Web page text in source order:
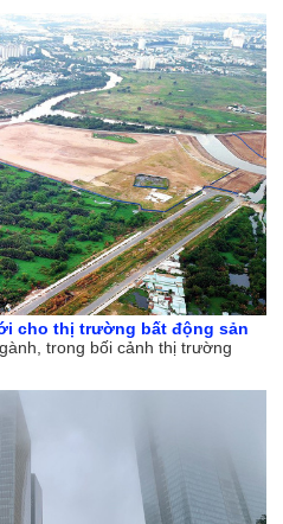
cho thị trường bất động sản
trong bối cảnh thị trường